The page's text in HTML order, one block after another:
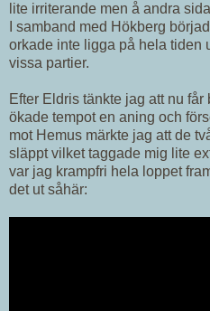
lite irriterande men å andra
I samband med Hökberg
orkade inte ligga på hela tiden
vissa partier.
Efter Eldris tänkte jag att nu
ökade tempot en aning och
mot Hemus märkte jag att de
släppt vilket taggade mig lite
var jag krampfri hela loppet
det ut såhär: